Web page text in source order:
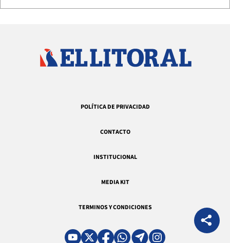
POLÍTICA DE PRIVACIDAD
CONTACTO
INSTITUCIONAL
MEDIA KIT
TERMINOS Y CONDICIONES